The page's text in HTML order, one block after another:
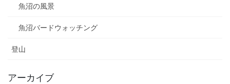
魚沼の風景
魚沼バードウォッチング
登山
アーカイブ